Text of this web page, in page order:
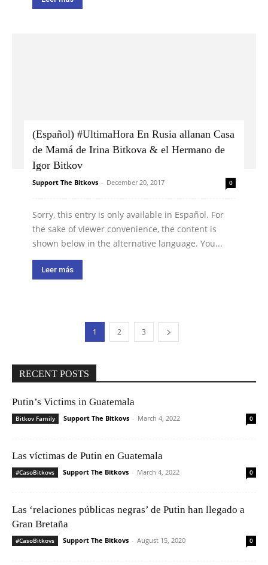
(Español) #UltimaHora En Rusia allanan Casa
de Mamá de Irina Bitkova & el Hermano de
Igor Bitkov
Support The Bitkovs - December 20, 2017 0
Sorry, this entry is only available in Español. For
the sake of viewer convenience, the content is
shown below in the alternative language. You...
Leer más
1 2 3
RECENT POSTS
Putin’s Victims in Guatemala
Bitkov Family Support The Bitkovs - March 4, 2022 0
Las víctimas de Putin en Guatemala
#CasoBitkovs Support The Bitkovs - March 4, 2022 0
Las ‘relaciones públicas negras’ de Putin han llegado a
Gran Bretaña
#CasoBitkovs Support The Bitkovs - August 15, 2020 0